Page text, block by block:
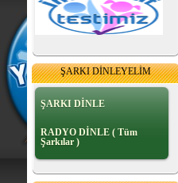
ŞARKI DİNLEYELİM
ŞARKI DİNLE
RADYO DİNLE ( Tüm
Şarkılar )